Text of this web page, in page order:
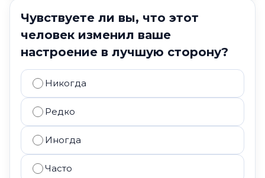
Чувствуете ли вы, что этот
человек изменил ваше
настроение в лучшую сторону?
Никогда
Редко
Иногда
Часто